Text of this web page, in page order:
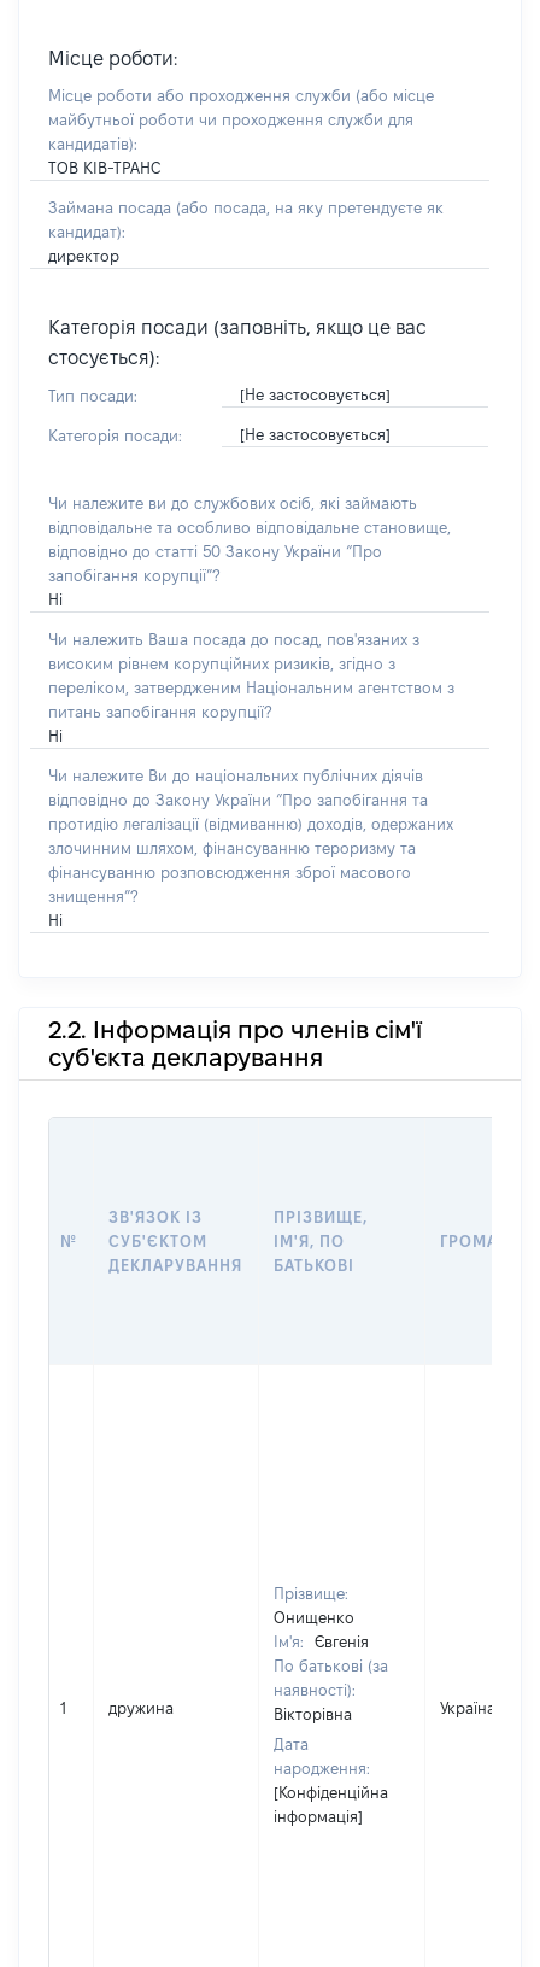
Місце роботи:
Місце роботи або проходження служби (або місце
майбутньої роботи чи проходження служби для
кандидатів):
ТОВ КІВ-ТРАНС
Займана посада (або посада, на яку претендуєте як
кандидат):
директор
Категорія посади (заповніть, якщо це вас
стосується):
Тип посади: [Не застосовується]
Категорія посади: [Не застосовується]
Чи належите ви до службових осіб, які займають
відповідальне та особливо відповідальне становище,
відповідно до статті 50 Закону України “Про
запобігання корупції”?
Ні
Чи належить Ваша посада до посад, пов'язаних з
високим рівнем корупційних ризиків, згідно з
переліком, затвердженим Національним агентством з
питань запобігання корупції?
Ні
Чи належите Ви до національних публічних діячів
відповідно до Закону України “Про запобігання та
протидію легалізації (відмиванню) доходів, одержаних
злочинним шляхом, фінансуванню тероризму та
фінансуванню розповсюдження зброї масового
знищення”?
Ні
2.2. Інформація про членів сім'ї
суб'єкта декларування
№
ЗВ'ЯЗОК ІЗ
СУБ'ЄКТОМ
ДЕКЛАРУВАННЯ
ПРІЗВИЩЕ,
ІМ'Я, ПО
БАТЬКОВІ
1 дружина
Прізвище:
Онищенко
Ім'я:
Євгенія
По батькові (за
наявності):
Вікторівна
Дата
народження:
[Конфіденційна
інформація]
Україна